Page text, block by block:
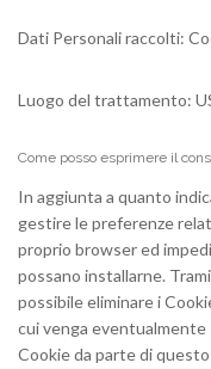
Dati Personali raccolti:
Luogo del trattamento:
Come posso esprimere il
In aggiunta a quanto
gestire le preferenze
proprio browser ed
possano installarne.
possibile eliminare i
cui venga eventualmente
Cookie da parte di